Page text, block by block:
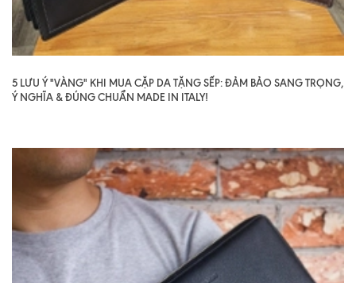
5 LƯU Ý "VÀNG" KHI MUA CẶP DA TẶNG SẾP: ĐẢM BẢO SANG TRỌNG,
Ý NGHĨA & ĐÚNG CHUẨN MADE IN ITALY!